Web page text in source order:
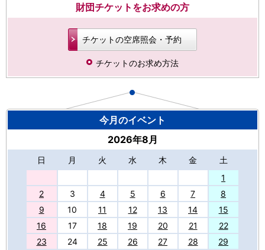
財団チケットをお求めの方
チケットの空席照会・予約
チケットのお求め方法
今月のイベント
2026年8月
日 月 火 水 木 金
土
1
2
3 4 5 6 7
8
9
10 11 12 13 14
15
16
17 18 19 20 21
22
23
24 25 26 27 28
29